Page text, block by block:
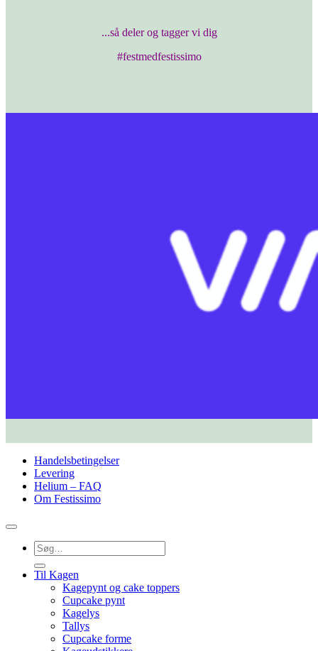
...så deler og tagger vi dig
#festmedfestissimo
Handelsbetingelser
Levering
Helium – FAQ
Om Festissimo
Søg
efter:
Til Kagen
Kagepynt og cake toppers
Cupcake pynt
Kagelys
Tallys
Cupcake forme